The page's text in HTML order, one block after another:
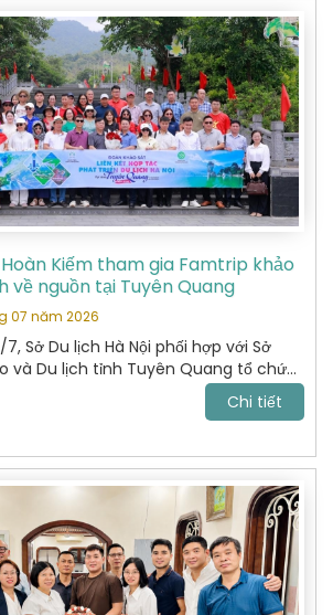
Kiếm tham gia Famtrip khảo
về nguồn tại Tuyên Quang
07 năm 2026
7, Sở Du lịch Hà Nội phối hợp với Sở
và Du lịch tỉnh Tuyên Quang tổ chức
sát, xây dựng và kết nối các sản
Chi tiết